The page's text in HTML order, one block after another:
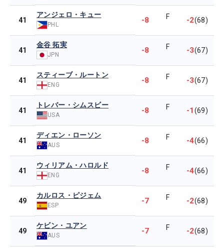
41
アンジェロ・キュー
PHL -8 F -2(68)
41
金谷 拓実
JPN -8 F -3(67)
41
スティーブ・ルートン
ENG -8 F -3(67)
41
トレバー・シムスビー
USA -8 F -1(69)
41
ディエン・ローソン
AUS -8 F -4(66)
41
ウィリアム・ハロルド
ENG -8 F -4(66)
49
カルロス・ピジェム
ESP -7 F -2(68)
49
ケビン・ユアン
AUS -7 F -2(68)